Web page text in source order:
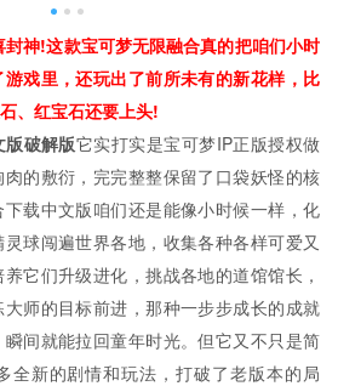
神!这款宝可梦无限融合真的把咱们小时
戏里，还玩出了前所未有的新花样，比
、红宝石还要上头!
破解版它实打实是宝可梦IP正版授权做
的敷衍，完完整整保留了口袋妖怪的核
载中文版咱们还是能像小时候一样，化
球闯遍世界各地，收集各种各样可爱又
它们升级进化，挑战各地的道馆馆长，
师的目标前进，那种一步步成长的成就
间就能拉回童年时光。但它又不只是简
全新的剧情和玩法，打破了老版本的局